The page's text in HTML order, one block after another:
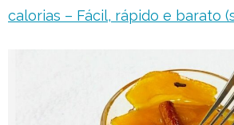
calorias – Fácil, rápido e barato